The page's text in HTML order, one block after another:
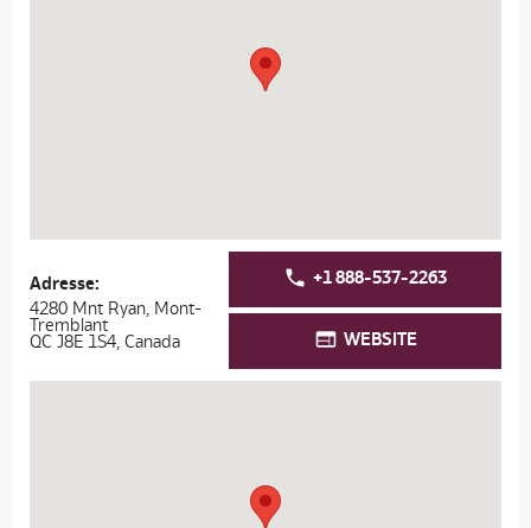
Adresse:
4280 Mnt Ryan, Mont-
Tremblant
QC J8E 1S4, Canada
+1 888-537-2263
WEBSITE